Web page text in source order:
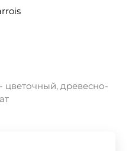
цветочный, древесно-